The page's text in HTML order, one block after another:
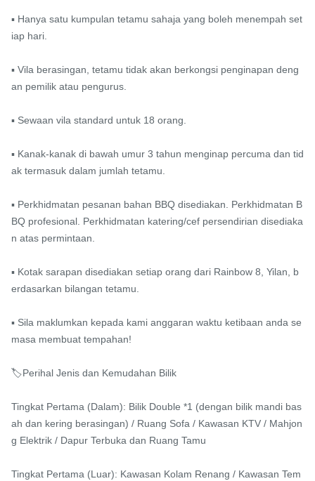
▪️ Hanya satu kumpulan tetamu sahaja yang boleh menempah set
iap hari.
▪️ Vila berasingan, tetamu tidak akan berkongsi penginapan deng
an pemilik atau pengurus.
▪️ Sewaan vila standard untuk 18 orang.
▪️ Kanak-kanak di bawah umur 3 tahun menginap percuma dan tid
ak termasuk dalam jumlah tetamu.
▪️ Perkhidmatan pesanan bahan BBQ disediakan. Perkhidmatan B
BQ profesional. Perkhidmatan katering/cef persendirian disediaka
n atas permintaan.
▪️ Kotak sarapan disediakan setiap orang dari Rainbow 8, Yilan, b
erdasarkan bilangan tetamu.
▪️ Sila maklumkan kepada kami anggaran waktu ketibaan anda se
masa membuat tempahan!
🏷Perihal Jenis dan Kemudahan Bilik
Tingkat Pertama (Dalam): Bilik Double *1 (dengan bilik mandi bas
ah dan kering berasingan) / Ruang Sofa / Kawasan KTV / Mahjon
g Elektrik / Dapur Terbuka dan Ruang Tamu
Tingkat Pertama (Luar): Kawasan Kolam Renang / Kawasan Tem